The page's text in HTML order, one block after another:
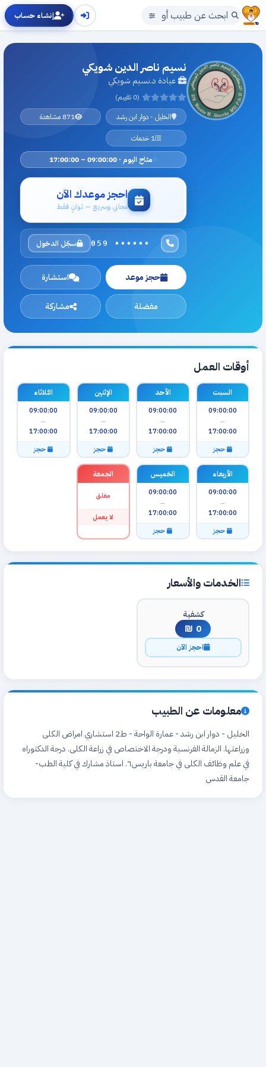
إنشاء حساب
نسيم ناصر الدين شويكي
عيادة د.نسيم شويكي
(0 تقييم)
الخليل - دوار ابن رشد
871 مشاهدة
1 خدمات
متاح اليوم · 09:00:00 – 17:00:00
احجز موعدك الآن
مجاني وسريع — ثوانٍ فقط
059 •••••• سجّل الدخول
حجز موعد استشارة
مفضلة مشاركة
أوقات العمل
السبت
09:00:00
—
17:00:00
حجز
الأحد
09:00:00
—
17:00:00
حجز
الإثنين
09:00:00
—
17:00:00
حجز
الثلاثاء
09:00:00
—
17:00:00
حجز
الأربعاء
09:00:00
—
17:00:00
حجز
الخميس
09:00:00
—
17:00:00
حجز
الجمعة
مغلق
لا يعمل
الخدمات والأسعار
كشفية
0 ₪
احجز الآن
معلومات عن الطبيب
الخليل - دوار ابن رشد - عمارة الواحة - ط2 استشاري امراض الكلى
وزراعتها. الزمالة الفرنسية ودرجة الاختصاص في زراعة الكلى. درجة الدكتوراه
في علم وظائف الكلى في جامعة باريس٦. استاذ مشارك في كلية الطب-
جامعة القدس